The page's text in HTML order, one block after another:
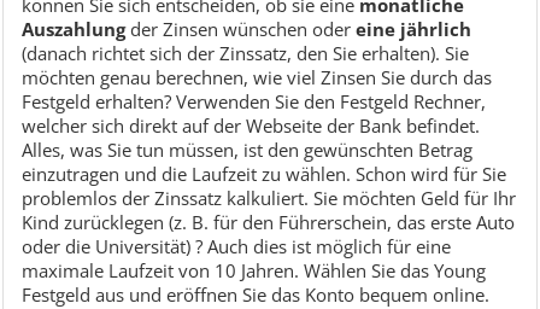
können Sie sich entscheiden, ob sie eine monatliche
Auszahlungder Zinsen wünschen oder eine jährlich
(danach richtet sich der Zinssatz, den Sie erhalten). Sie
möchten genau berechnen, wie viel Zinsen Sie durch das
Festgeld erhalten? Verwenden Sie den Festgeld Rechner,
welcher sich direkt auf der Webseite der Bank befindet.
Alles, was Sie tun müssen, ist den gewünschten Betrag
einzutragen und die Laufzeit zu wählen. Schon wird für Sie
problemlos der Zinssatz kalkuliert. Sie möchten Geld für Ihr
Kind zurücklegen (z. B. für den Führerschein, das erste Auto
oder die Universität) ? Auch dies ist möglich für eine
maximale Laufzeit von 10 Jahren. Wählen Sie das Young
Festgeld aus und eröffnen Sie das Konto bequem online.